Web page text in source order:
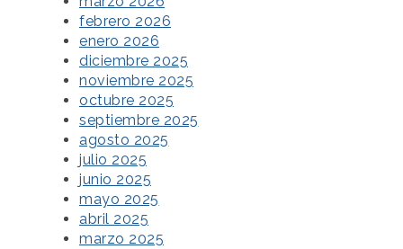
febrero 2026
enero 2026
diciembre 2025
noviembre 2025
octubre 2025
septiembre 2025
agosto 2025
julio 2025
junio 2025
mayo 2025
abril 2025
marzo 2025